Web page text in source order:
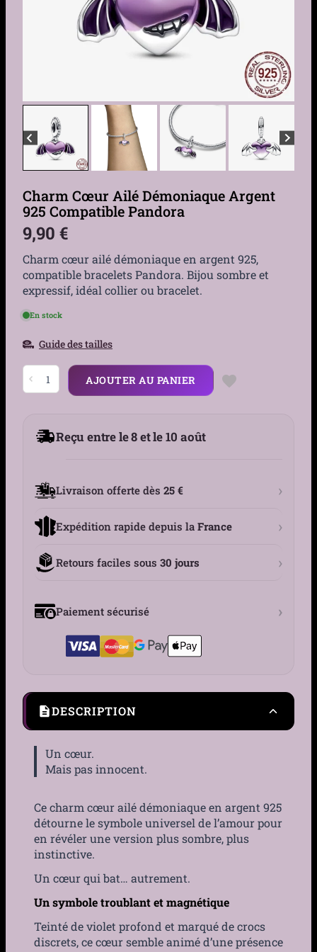
Charm Cœur Ailé Démoniaque Argent
925 Compatible Pandora
9,90 €
Charm cœur ailé démoniaque en argent 925,
compatible bracelets Pandora. Bijou sombre et
expressif, idéal collier ou bracelet.
En stock
Guide des tailles
quantité
de
Charm
Argent
AJOUTER AU PANIER
Reçu entre le 8 et le 10 août
Livraison offerte dès 25 € ›
Expédition rapide depuis la France ›
Retours faciles sous 30 jours ›
Paiement sécurisé ›
DESCRIPTION
Un cœur.
Mais pas innocent.
Ce charm cœur ailé démoniaque en argent 925
détourne le symbole universel de l’amour pour
en révéler une version plus sombre, plus
instinctive.
Un cœur qui bat… autrement.
Un symbole troublant et magnétique
Teinté de violet profond et marqué de crocs
discrets, ce cœur semble animé d’une présence